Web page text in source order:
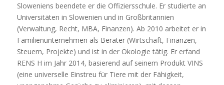
Sloweniens beendete er die Offiziersschule. Er studierte an
Universitäten in Slowenien und in Großbritannien
(Verwaltung, Recht, MBA, Finanzen). Ab 2010 arbeitet er in
Familienunternehmen als Berater (Wirtschaft, Finanzen,
Steuern, Projekte) und ist in der Ökologie tätig. Er erfand
RENS H im Jahr 2014, basierend auf seinem Produkt VINS
(eine universelle Einstreu für Tiere mit der Fähigkeit,